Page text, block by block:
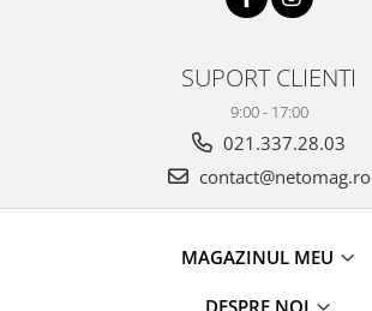
SUPORT CLIENTI
9:00 - 17:00
021.337.28.03
contact@netomag.ro
MAGAZINUL MEU